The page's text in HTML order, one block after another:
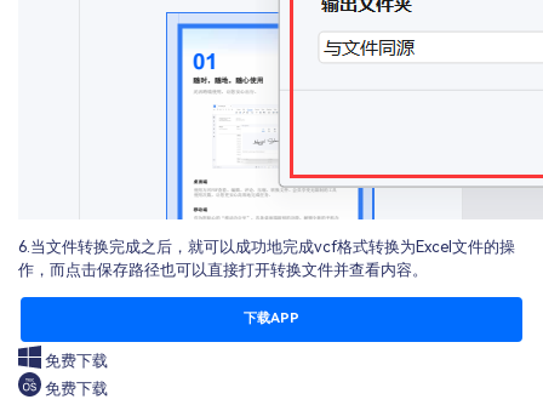
6.当文件转换完成之后，就可以成功地完成vcf格式转换为Excel文件的操
作，而点击保存路径也可以直接打开转换文件并查看内容。
下载APP
免费下载
免费下载